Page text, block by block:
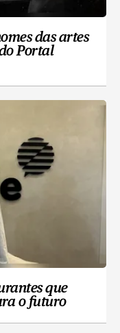
das artes
Portal
que
o futuro